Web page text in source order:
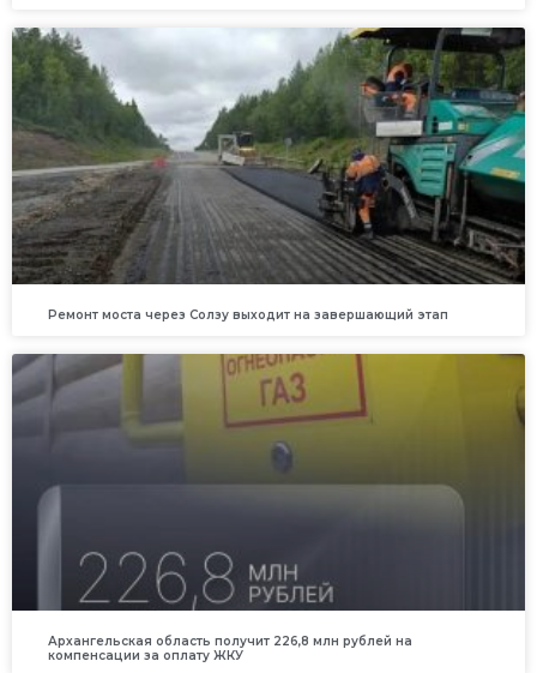
Ремонт моста через Солзу выходит на завершающий этап
Архангельская область получит 226,8 млн рублей на
компенсации за оплату ЖКУ